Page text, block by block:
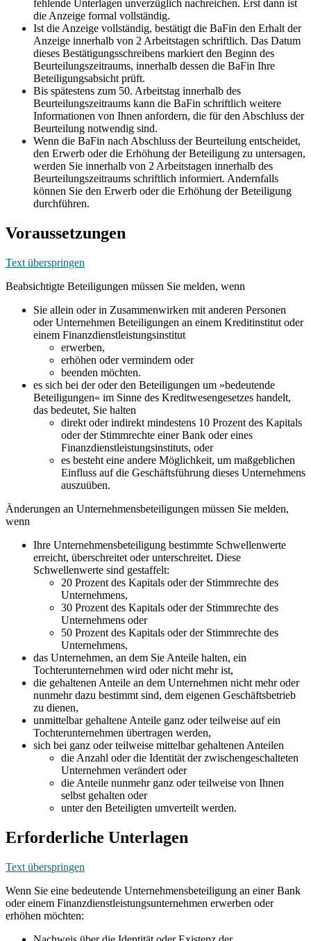
fehlende Unterlagen unverzüglich nachreichen. Erst dann ist
die Anzeige formal vollständig.
Ist die Anzeige vollständig, bestätigt die BaFin den Erhalt der
Anzeige innerhalb von 2 Arbeitstagen schriftlich. Das Datum
dieses Bestätigungsschreibens markiert den Beginn des
Beurteilungszeitraums, innerhalb dessen die BaFin Ihre
Beteiligungsabsicht prüft.
Bis spätestens zum 50. Arbeitstag innerhalb des
Beurteilungszeitraums kann die BaFin schriftlich weitere
Informationen von Ihnen anfordern, die für den Abschluss der
Beurteilung notwendig sind.
Wenn die BaFin nach Abschluss der Beurteilung entscheidet,
den Erwerb oder die Erhöhung der Beteiligung zu untersagen,
werden Sie innerhalb von 2 Arbeitstagen innerhalb des
Beurteilungszeitraums schriftlich informiert. Andernfalls
können Sie den Erwerb oder die Erhöhung der Beteiligung
durchführen.
Voraussetzungen
Text überspringen
Beabsichtigte Beteiligungen müssen Sie melden, wenn
Sie allein oder in Zusammenwirken mit anderen Personen
oder Unternehmen Beteiligungen an einem Kreditinstitut oder
einem Finanzdienstleistungsinstitut
erwerben,
erhöhen oder vermindern oder
beenden möchten.
es sich bei der oder den Beteiligungen um »bedeutende
Beteiligungen« im Sinne des Kreditwesengesetzes handelt,
das bedeutet, Sie halten
direkt oder indirekt mindestens 10 Prozent des Kapitals
oder der Stimmrechte einer Bank oder eines
Finanzdienstleistungsinstituts, oder
es besteht eine andere Möglichkeit, um maßgeblichen
Einfluss auf die Geschäftsführung dieses Unternehmens
auszuüben.
Änderungen an Unternehmensbeteiligungen müssen Sie melden,
wenn
Ihre Unternehmensbeteiligung bestimmte Schwellenwerte
erreicht, überschreitet oder unterschreitet. Diese
Schwellenwerte sind gestaffelt:
20 Prozent des Kapitals oder der Stimmrechte des
Unternehmens,
30 Prozent des Kapitals oder der Stimmrechte des
Unternehmens oder
50 Prozent des Kapitals oder der Stimmrechte des
Unternehmens,
das Unternehmen, an dem Sie Anteile halten, ein
Tochterunternehmen wird oder nicht mehr ist,
die gehaltenen Anteile an dem Unternehmen nicht mehr oder
nunmehr dazu bestimmt sind, dem eigenen Geschäftsbetrieb
zu dienen,
unmittelbar gehaltene Anteile ganz oder teilweise auf ein
Tochterunternehmen übertragen werden,
sich bei ganz oder teilweise mittelbar gehaltenen Anteilen
die Anzahl oder die Identität der zwischengeschalteten
Unternehmen verändert oder
die Anteile nunmehr ganz oder teilweise von Ihnen
selbst gehalten oder
unter den Beteiligten umverteilt werden.
Erforderliche Unterlagen
Text überspringen
Wenn Sie eine bedeutende Unternehmensbeteiligung an einer Bank
oder einem Finanzdienstleistungsunternehmen erwerben oder
erhöhen möchten: